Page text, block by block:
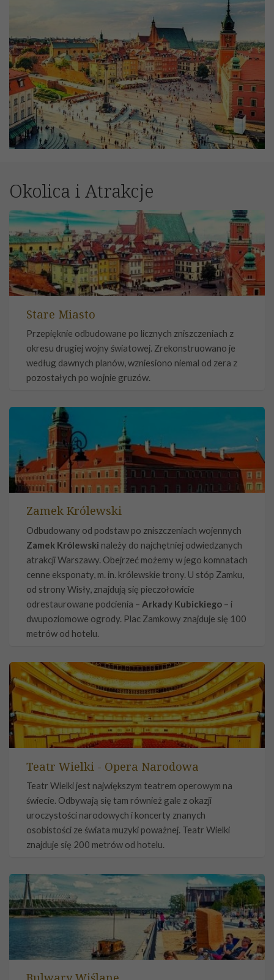
Okolica i Atrakcje
Stare Miasto
Przepięknie odbudowane po licznych zniszczeniach z
okresu drugiej wojny światowej. Zrekonstruowano je
według dawnych planów, wzniesiono niemal od zera z
pozostałych po wojnie gruzów.
Zamek Królewski
Odbudowany od podstaw po zniszczeniach wojennych
Zamek Królewski należy do najchętniej odwiedzanych
atrakcji Warszawy. Obejrzeć możemy w jego komnatach
cenne eksponaty, m. in. królewskie trony. U stóp Zamku,
od strony Wisły, znajdują się pieczołowicie
odrestaurowane podcienia – Arkady Kubickiego – i
dwupoziomowe ogrody. Plac Zamkowy znajduje się 100
metrów od hotelu.
Teatr Wielki - Opera Narodowa
Teatr Wielki jest największym teatrem operowym na
świecie. Odbywają się tam również gale z okazji
uroczystości narodowych i koncerty znanych
osobistości ze świata muzyki poważnej. Teatr Wielki
znajduje się 200 metrów od hotelu.